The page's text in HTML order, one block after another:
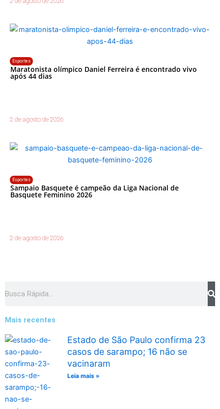
Esportes
Maratonista olímpico Daniel Ferreira é encontrado vivo
após 44 dias
2 de agosto de 2026
Esportes
Sampaio Basquete é campeão da Liga Nacional de
Basquete Feminino 2026
2 de agosto de 2026
Mais recentes
Estado de São Paulo confirma 23
casos de sarampo; 16 não se
vacinaram
Leia mais »